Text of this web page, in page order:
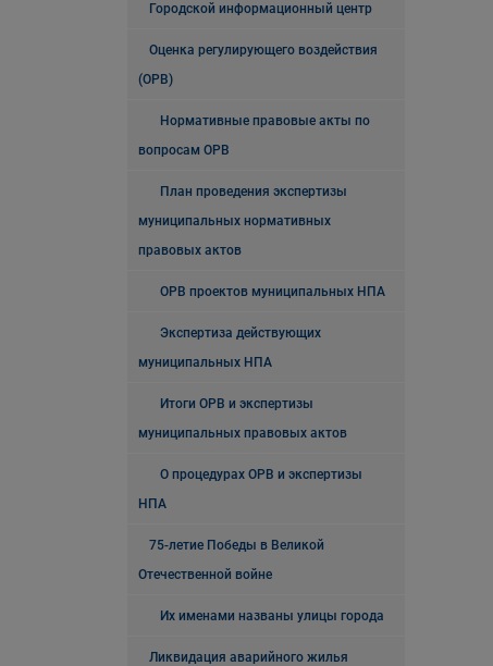
Городской информационный центр
Оценка регулирующего воздействия
(ОРВ)
Нормативные правовые акты по
вопросам ОРВ
План проведения экспертизы
муниципальных нормативных
правовых актов
ОРВ проектов муниципальных НПА
Экспертиза действующих
муниципальных НПА
Итоги ОРВ и экспертизы
муниципальных правовых актов
О процедурах ОРВ и экспертизы
НПА
75-летие Победы в Великой
Отечественной войне
Их именами названы улицы города
Ликвидация аварийного жилья